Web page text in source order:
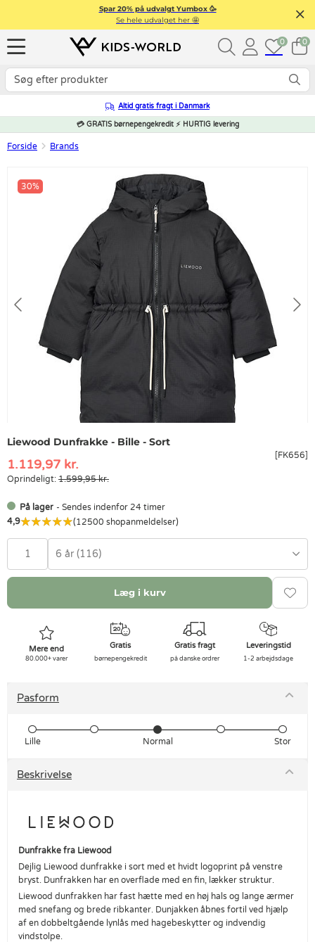
Spar 20% på udvalgt Yumbox 🥳
Se hele udvalget her 🤩
0 0
Altid gratis fragt i Danmark
💳 GRATIS børnepengekredit ⚡ HURTIG levering
Forside Brands
30%
Liewood Dunfrakke - Bille - Sort
[FK656]
1.119,97 kr.
Oprindeligt: 1.599,95 kr.
På lager - Sendes indenfor 24 timer
4,9
(12500 shopanmeldelser)
6 år (116)
Læg i kurv
Mere end
80.000+ varer
Gratis
børnepengekredit
Gratis fragt
på danske ordrer
Leveringstid
1-2 arbejdsdage
Pasform
Lille Normal Stor
Beskrivelse
Dunfrakke fra Liewood
Dejlig Liewood dunfrakke i sort med et hvidt logoprint på venstre
bryst. Dunfrakken har en overflade med en fin, lækker struktur.
Liewood dunfrakken har fast hætte med en høj hals og lange ærmer
med snefang og brede ribkanter. Dunjakken åbnes fortil ved hjælp
af en dobbeltgående lynlås med hagebeskytter og indvendig
vindstolpe.